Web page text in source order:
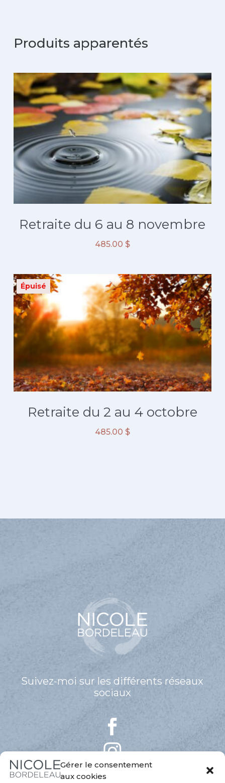
Gérer le consentement
aux cookies
Produits apparentés
Retraite du 6 au 8 novembre
485.00 $
Épuisé
Retraite du 2 au 4 octobre
485.00 $
Suivez-moi sur les différents réseaux
sociaux